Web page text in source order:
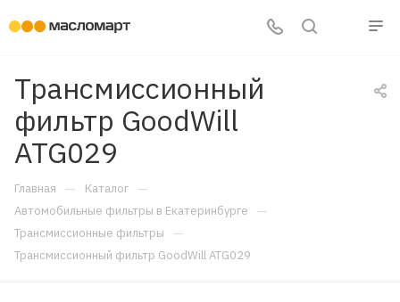
Трансмиссионный
фильтр GoodWill
ATG029
Главная — Каталог —
Автомобильные фильтры в Екатеринбурге —
Трансмиссионные фильтры —
Трансмиссионный фильтр GoodWill ATG029